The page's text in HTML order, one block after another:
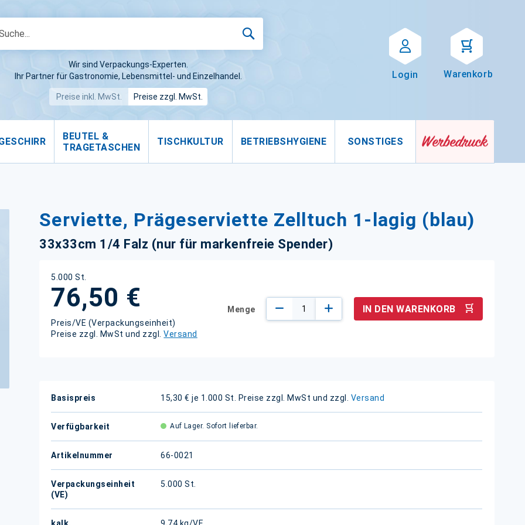
Wir sind Verpackungs-Experten.
Ihr Partner für Gastronomie, Lebensmittel- und Einzelhandel.
Preise inkl. MwSt. Preise zzgl. MwSt.
Login Warenkorb
BEUTEL &
TRAGETASCHEN
TISCHKULTUR BETRIEBSHYGIENE SONSTIGES
Serviette, Prägeserviette Zelltuch 1-lagig (blau)
33x33cm 1/4 Falz (nur für markenfreie Spender)
5.000 St.
76,50 €
Preis/VE (Verpackungseinheit)
Preise zzgl. MwSt und zzgl.Versand
Menge IN DEN WARENKORB
Weitere
Basispreis 15,30 € je 1.000 St. Preise zzgl. MwSt und zzgl. Versand
Verfügbarkeit Auf Lager. Sofort lieferbar.
Artikelnummer 66-0021
Verpackungseinheit
(VE)
5.000 St.